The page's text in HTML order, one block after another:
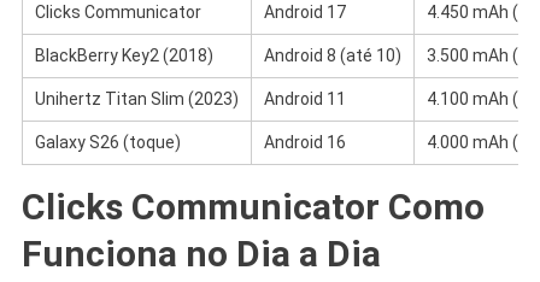
Clicks Communicator Android 17 4.450 mAh
BlackBerry Key2 (2018) Android 8 (até 10) 3.500 mAh
Unihertz Titan Slim (2023) Android 11 4.100 mAh
Galaxy S26 (toque) Android 16 4.000 mAh
Clicks Communicator Como
Funciona no Dia a Dia